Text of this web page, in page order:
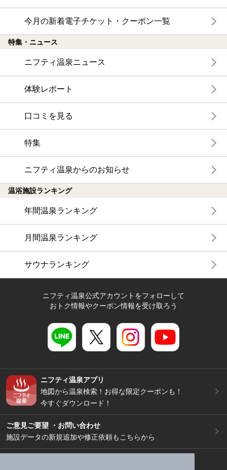
今月の新着電子チケット・クーポン一覧
特集・ニュース
ニフティ温泉ニュース
体験レポート
口コミを見る
特集
ニフティ温泉からのお知らせ
温浴施設ランキング
年間温泉ランキング
月間温泉ランキング
サウナランキング
ニフティ温泉公式アカウントをフォローして
おトク情報やクーポン情報を受け取ろう
ニフティ温泉アプリ
地図から温泉検索！お得な限定クーポンも！
今すぐダウンロード！
ご意見ご要望 ・お問い合わせ
施設データの新規追加や修正依頼もこちらから